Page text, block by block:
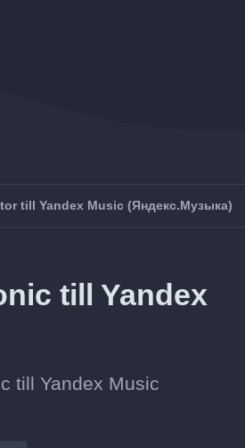
till Yandex Music (Яндекс.Музыка)
till Yandex
till Yandex Music